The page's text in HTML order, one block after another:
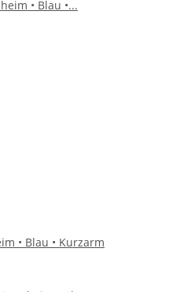
• Blau • Kurzarm